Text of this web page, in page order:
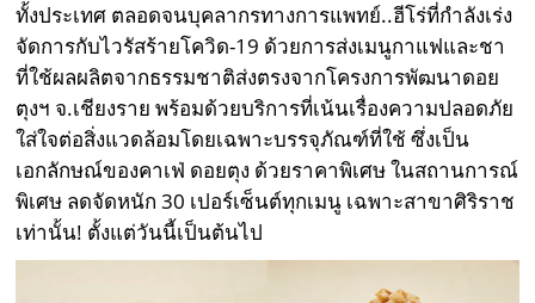
ทั้งประเทศ ตลอดจนบุคลากรทางการแพทย์..ฮีโร่ที่กำลังเร่ง
จัดการกับไวรัสร้ายโควิด-19 ด้วยการส่งเมนูกาแฟและชา
ที่ใช้ผลผลิตจากธรรมชาติส่งตรงจากโครงการพัฒนาดอย
ตุงฯ จ.เชียงราย พร้อมด้วยบริการที่เน้นเรื่องความปลอดภัย
ใส่ใจต่อสิ่งแวดล้อมโดยเฉพาะบรรจุภัณฑ์ที่ใช้ ซึ่งเป็น
เอกลักษณ์ของคาเฟ่ ดอยตุง ด้วยราคาพิเศษ ในสถานการณ์
พิเศษ ลดจัดหนัก 30 เปอร์เซ็นต์ทุกเมนู เฉพาะสาขาศิริราช
เท่านั้น! ตั้งแต่วันนี้เป็นต้นไป